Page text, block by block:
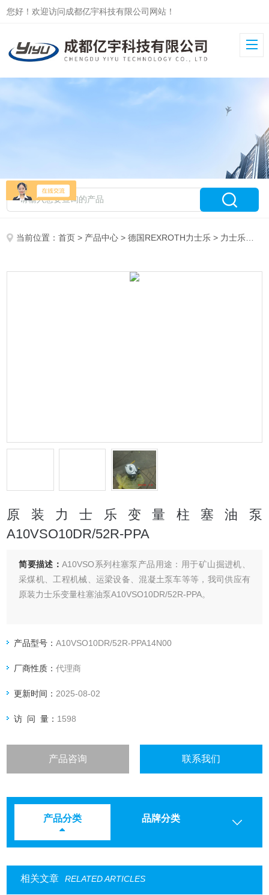
您好！欢迎访问成都亿宇科技有限公司网站！
当前位置：首页 > 产品中心 >德国REXROTH力士乐 > 力士乐变量柱塞泵
原装力士乐变量柱塞油泵
A10VSO10DR/52R-PPA
简要描述：A10VSO系列柱塞泵产品用途：用于矿山掘进机、
采煤机、工程机械、运梁设备、混凝土泵车等等，我司供应有
原装力士乐变量柱塞油泵A10VSO10DR/52R-PPA。
产品型号：A10VSO10DR/52R-PPA14N00
厂商性质：代理商
更新时间： 2025-08-02
访 问 量： 1598
产品咨询 联系我们
产品分类 品牌分类
相关文章 RELATED ARTICLES